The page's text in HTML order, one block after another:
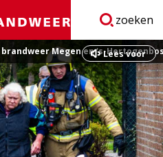
Brandweer zoeken
Megen en ‘s-Lees voor